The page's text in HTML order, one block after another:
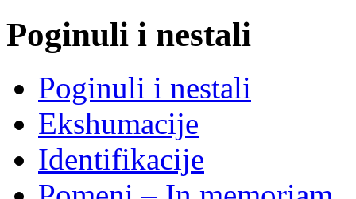
Poginuli i nestali
Poginuli i nestali
Ekshumacije
Identifikacije